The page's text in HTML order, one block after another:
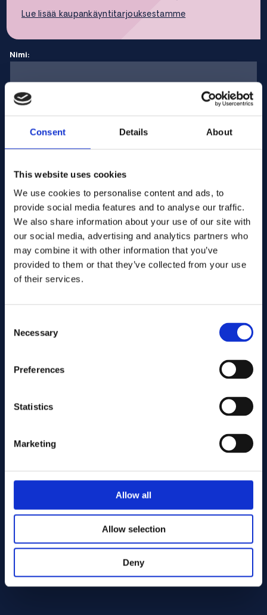
Consent Details About
This website uses cookies
We use cookies to personalise content and ads, to
provide social media features and to analyse our traffic.
We also share information about your use of our site with
our social media, advertising and analytics partners who
may combine it with other information that you’ve
provided to them or that they’ve collected from your use
of their services.
Selection
Necessary
Preferences
Statistics
Marketing
Allow all
Allow selection
Deny
Lue lisää kaupankäyntitarjouksestamme
Nimi:
Sähköpostiosoite:
Yritys Nimi:
Syötä määrä